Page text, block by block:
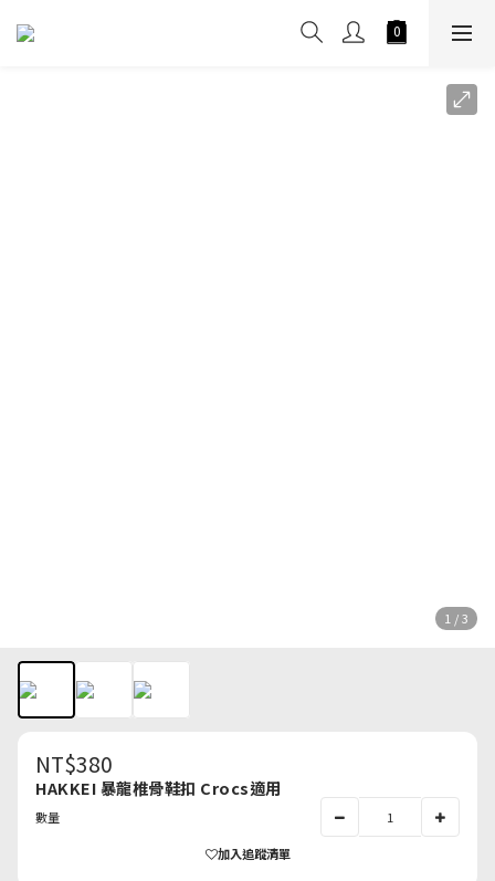
1 / 3
NT$380
HAKKEI 暴龍椎骨鞋扣 Crocs適用
數量
加入追蹤清單